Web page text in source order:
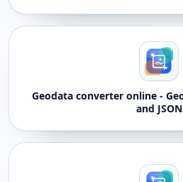
Geodata converter online -
and JSON